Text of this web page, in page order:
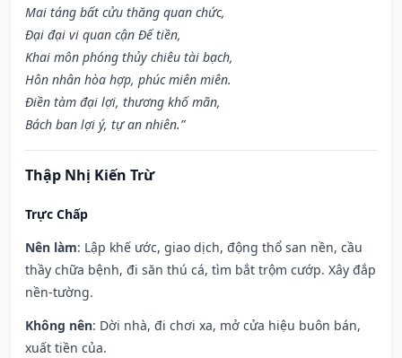
Mai táng bất cửu thăng quan chức,
Đại đại vi quan cận Đế tiền,
Khai môn phóng thủy chiêu tài bạch,
Hôn nhân hòa hợp, phúc miên miên.
Điền tàm đại lợi, thương khố mãn,
Bách ban lợi ý, tự an nhiên.”
Thập Nhị Kiến Trừ
Trực Chấp
Nên làm: Lập khế ước, giao dịch, động thổ san nền, cầu
thầy chữa bệnh, đi săn thú cá, tìm bắt trộm cướp. Xây đắp
nền-tường.
Không nên: Dời nhà, đi chơi xa, mở cửa hiệu buôn bán,
xuất tiền của.